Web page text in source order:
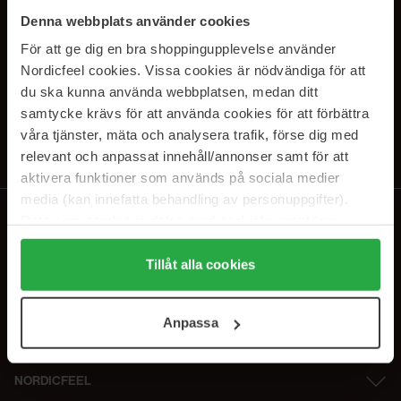
Denna webbplats använder cookies
För att ge dig en bra shoppingupplevelse använder
Nordicfeel cookies. Vissa cookies är nödvändiga för att
du ska kunna använda webbplatsen, medan ditt
samtycke krävs för att använda cookies för att förbättra
våra tjänster, mäta och analysera trafik, förse dig med
relevant och anpassat innehåll/annonser samt för att
aktivera funktioner som används på sociala medier
media (kan innefatta behandling av personuppgifter).
Genom att trycka på "Tillåt alla cookies" accepterar du
alla cookies, medan du under "Detaljer" kan anpassa
användningen av cookies. Du kan när som helst återkalla
samt vår Integritetspolicy.
Tillåt alla cookies
Anpassa
SUBSCRIBE TO OUR
NEWSLETTER
Ved å abonnere godtar du vårpersonvernerklæring. Du kan melde deg
av når som helst.
NORDICFEEL